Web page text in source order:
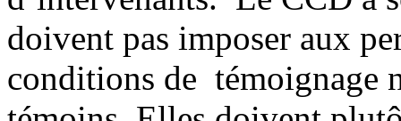
doivent pas imposer aux
conditions de témoignage